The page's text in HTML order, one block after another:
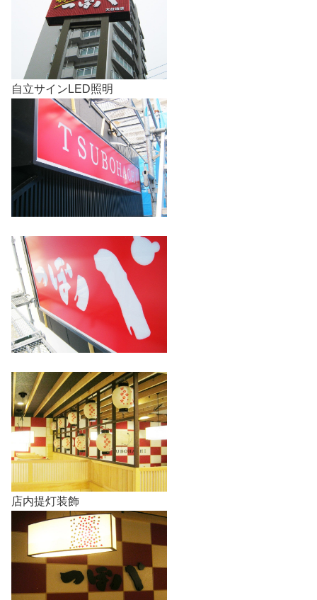
自立サインLED照明
店内提灯装飾